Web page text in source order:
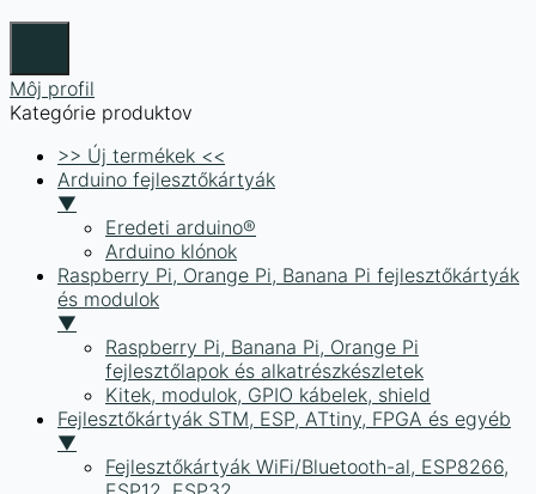
Môj profil
Kategórie produktov
>> Új termékek <<
Arduino fejlesztőkártyák
▼
Eredeti arduino®
Arduino klónok
Raspberry Pi, Orange Pi, Banana Pi fejlesztőkártyák
és modulok
▼
Raspberry Pi, Banana Pi, Orange Pi
fejlesztőlapok és alkatrészkészletek
Kitek, modulok, GPIO kábelek, shield
Fejlesztőkártyák STM, ESP, ATtiny, FPGA és egyéb
▼
Fejlesztőkártyák WiFi/Bluetooth-al, ESP8266,